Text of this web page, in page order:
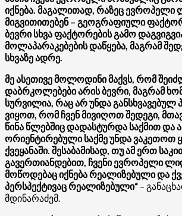
იქნება. მაგალითად, რაზეც ევროპელი
მიგვითითებენ – გეოგრაფიული
ბევრი სხვა ფაქტორების გამო
მოლაპარაკებების დაწყება, მაგრამ
სხვაზე ადრე.
მე ასეთივე მოლოდინი მაქვს, რომ
დაბრკოლებები არის ბევრი, მაგრამ
სურვილია, რაც არ უნდა განსხვავებულ
ვიყოთ, რომ ჩვენ მივიღოთ შედეგი,
წინა წლებშიც დადასტურდა საქმით და
ორიენტირებული საქმე უნდა ვაკეთოთ
ქვეყანაში. შესაბამისად, თუ ამ ერთ
გავერთიანდებით, ჩვენი ევროპელი
მოწოდებაც იქნება რეალიზებული და
პერსპექტივაც რეალიზებული“ –
მდინარაძემ.